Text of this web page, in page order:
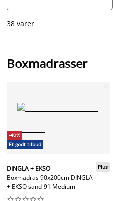
38 varer
Boxmadrasser
-40%
Et godt tilbud
DINGLA + EKSO
Boxmadras 90x200cm DINGLA
+ EKSO sand-91 Medium
Plus





